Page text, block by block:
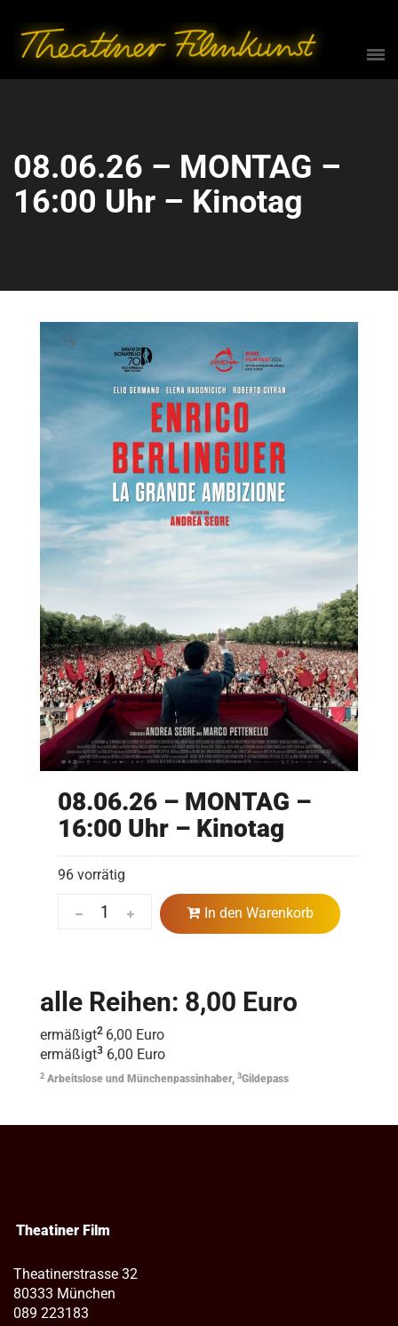
08.06.26 – MONTAG –
16:00 Uhr – Kinotag
🔍
08.06.26 – MONTAG –
16:00 Uhr – Kinotag
96 vorrätig
In den Warenkorb
alle Reihen: 8,00 Euro
ermäßigt2 6,00 Euro
ermäßigt3 6,00 Euro
2 Arbeitslose und Münchenpassinhaber, 3Gildepass
Theatiner Film
Theatinerstrasse 32
80333 München
089 223183